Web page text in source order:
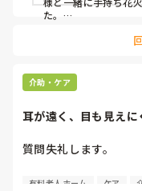
た。
利用者様にとっても
介助・ケア
耳が遠く、目も見えに
質問失礼します。
耳が遠く、目もあま
有料老人ホーム ケア